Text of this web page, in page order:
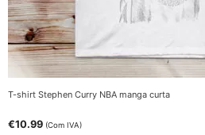
T-shirt Stephen Curry NBA manga curta
€10.99 (Com IVA)